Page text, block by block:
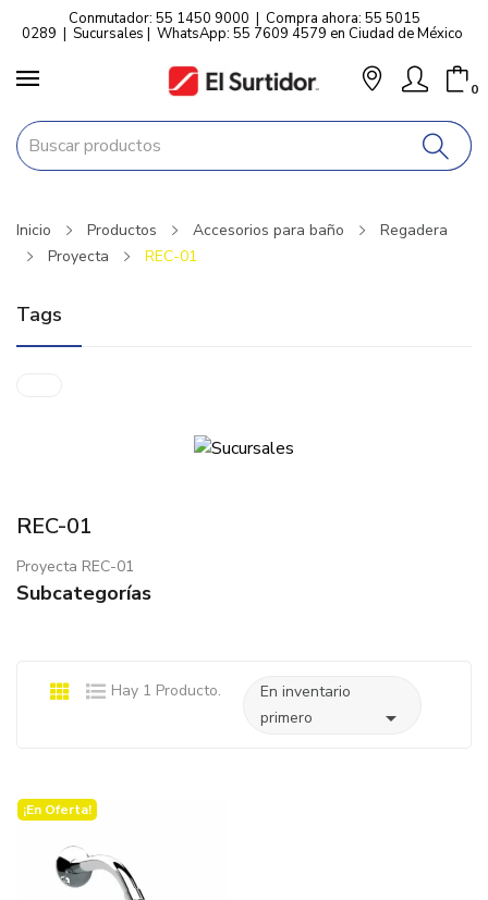
Conmutador: 55 1450 9000 | Compra ahora: 55 5015
0289 | Sucursales | WhatsApp: 55 7609 4579 en Ciudad de México
0
Inicio Productos Accesorios para baño
Regadera
Proyecta
REC-01
Tags
REC-01
Proyecta REC-01
Subcategorías
Hay 1 Producto.
En inventario
primero

¡En Oferta!